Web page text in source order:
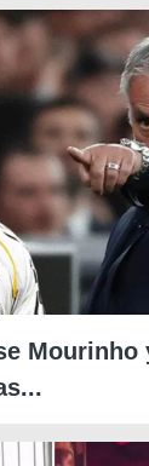
Mourinho